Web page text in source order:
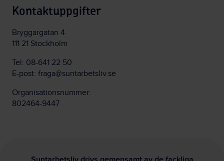
Kontaktuppgifter
Bryggargatan 4
111 21 Stockholm
Tel: 08-641 22 50
E-post: fraga@suntarbetsliv.se
Organisationsnummer:
802464-9447